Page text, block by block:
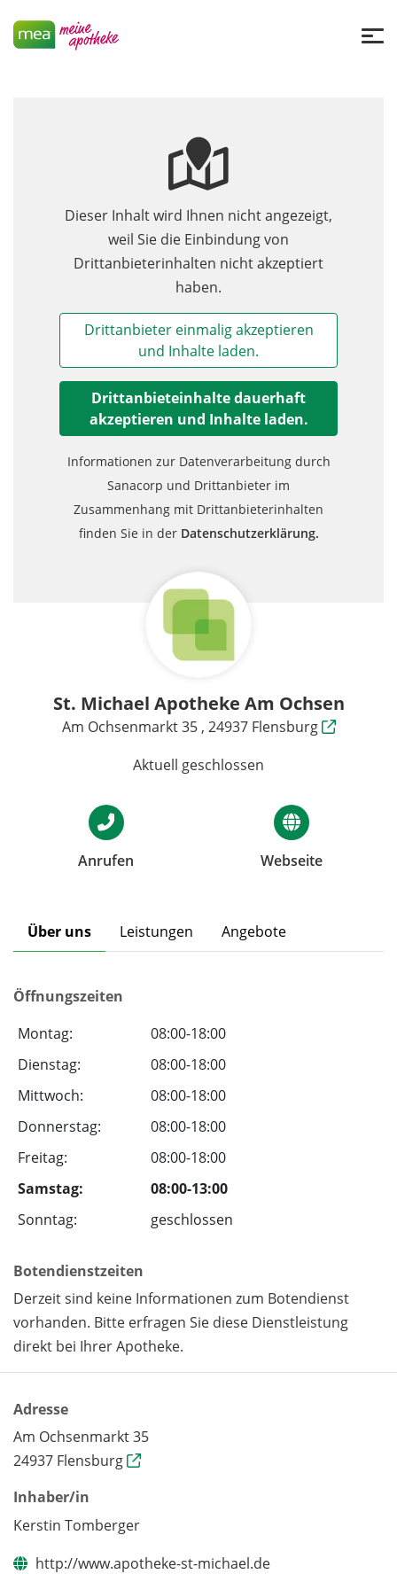
Dieser Inhalt wird Ihnen nicht angezeigt,
weil Sie die Einbindung von
Drittanbieterinhalten nicht akzeptiert
haben.
Drittanbieter einmalig akzeptieren
und Inhalte laden.
Drittanbieteinhalte dauerhaft
akzeptieren und Inhalte laden.
Informationen zur Datenverarbeitung durch
Sanacorp und Drittanbieter im
Zusammenhang mit Drittanbieterinhalten
finden Sie in der Datenschutzerklärung.
St. Michael Apotheke Am Ochsen
Am Ochsenmarkt 35 , 24937 Flensburg
Aktuell geschlossen
Anrufen Webseite
Über uns Leistungen Angebote
Öffnungszeiten
Montag:
08:00-18:00
Dienstag:
08:00-18:00
Mittwoch:
08:00-18:00
Donnerstag:
08:00-18:00
Freitag:
08:00-18:00
Samstag:
08:00-13:00
Sonntag:
geschlossen
Botendienstzeiten
Derzeit sind keine Informationen zum Botendienst
vorhanden. Bitte erfragen Sie diese Dienstleistung
direkt bei Ihrer Apotheke.
Adresse
Am Ochsenmarkt 35
24937 Flensburg
Inhaber/in
Kerstin Tomberger
http://www.apotheke-st-michael.de